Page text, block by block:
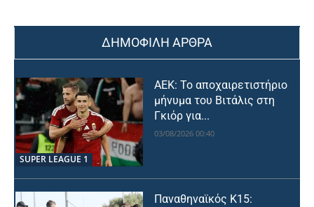
ΔΗΜΟΦΙΛΗ ΑΡΘΡΑ
SUPER LEAGUE 1
ΑΕΚ: Το αποχαιρετιστήριο
μήνυμα του Βιτάλις στη
Γκιόρ για...
03/08/2026 00:40
Παναθηναϊκός Κ15: